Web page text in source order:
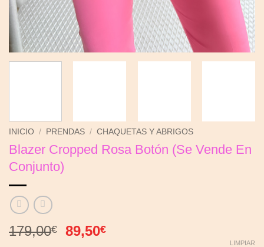
INICIO / PRENDAS / CHAQUETAS Y ABRIGOS
Blazer Cropped Rosa Botón (Se Vende En
Conjunto)
179,00€
El
89,50€El
LIMPIAR